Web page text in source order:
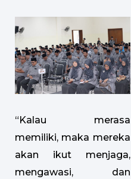
“Kalau merasa
memiliki, maka mereka
akan ikut menjaga,
mengawasi, dan